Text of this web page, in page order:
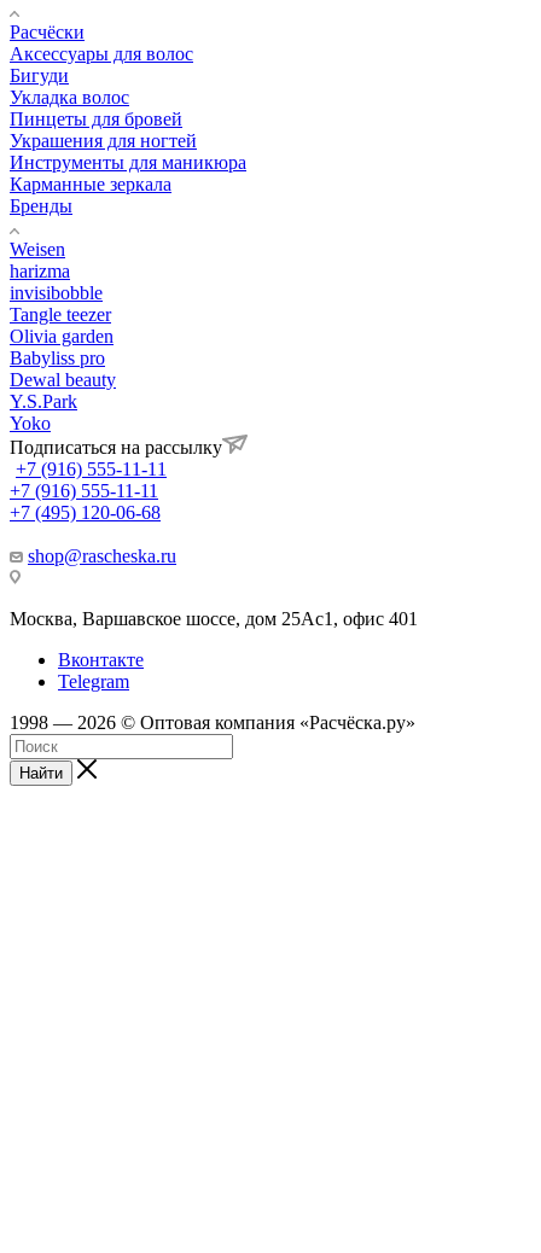
Расчёски
Аксессуары для волос
Бигуди
Укладка волос
Пинцеты для бровей
Украшения для ногтей
Инструменты для маникюра
Карманные зеркала
Бренды
Weisen
harizma
invisibobble
Tangle teezer
Olivia garden
Babyliss pro
Dewal beauty
Y.S.Park
Yoko
Подписаться на рассылку
+7 (916) 555-11-11
+7 (916) 555-11-11
+7 (495) 120-06-68
shop@rascheska.ru
Москва, Варшавское шоссе, дом 25Аc1, офис 401
Вконтакте
Telegram
1998 — 2026 © Оптовая компания «Расчёска.ру»
Найти